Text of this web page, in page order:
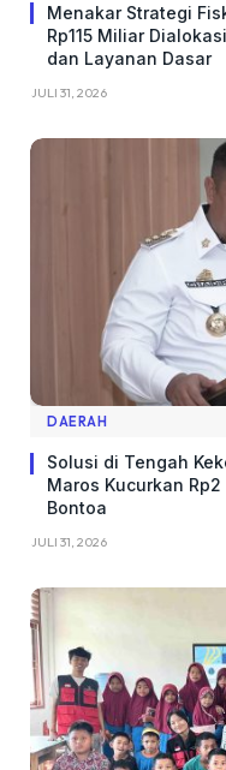
Menakar Strategi
Rp115 Miliar
dan Layanan Dasar
JULI 31, 2026
DAERAH
Solusi di Tengah
Maros Kucurkan
Bontoa
JULI 31, 2026